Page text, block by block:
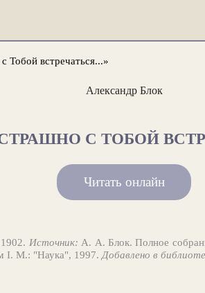
Тобой встречаться...»
Александр Блок
С ТОБОЙ
Читать онлайн
Источник: А. А. Блок. Полное
I. М.: "Наука", 1997.Добавлено в